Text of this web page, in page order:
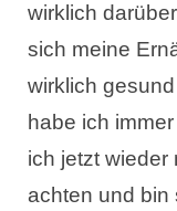
wirklich
sich meine
wirklich
habe ich
ich jetzt wieder
achten und bin